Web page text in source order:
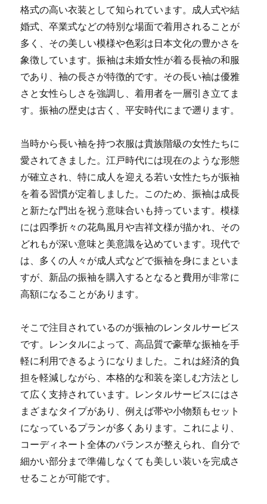
格式の高い衣装として知られています。 成人式や結
婚式、卒業式などの特別な場面で着用されることが
多く、その美しい模様や色彩は日本文化の豊かさを
象徴しています。振袖は未婚女性が着る長袖の和服
であり、袖の長さが特徴的です。その長い袖は優雅
さと女性らしさを強調し、着用者を一層引き立てま
す。振袖の歴史は古く、平安時代にまで遡ります。
当時から長い袖を持つ衣服は貴族階級の女性たちに
愛されてきました。江戸時代には現在のような形態
が確立され、特に成人を迎える若い女性たちが振袖
を着る習慣が定着しました。このため、振袖は成長
と新たな門出を祝う意味合いも持っています。模様
には四季折々の花鳥風月や吉祥文様が描かれ、その
どれもが深い意味と美意識を込めています。現代で
は、多くの人々が成人式などで振袖を身にまといま
すが、新品の振袖を購入するとなると費用が非常に
高額になることがあります。
そこで注目されているのが振袖のレンタルサービス
です。レンタルによって、高品質で豪華な振袖を手
軽に利用できるようになりました。これは経済的負
担を軽減しながら、本格的な和装を楽しむ方法とし
て広く支持されています。レンタルサービスにはさ
まざまなタイプがあり、例えば帯や小物類もセット
になっているプランが多くあります。これにより、
コーディネート全体のバランスが整えられ、自分で
細かい部分まで準備しなくても美しい装いを完成さ
せることが可能です。